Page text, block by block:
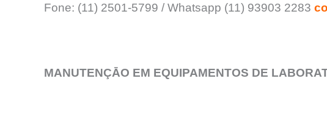
Fone: (11) 2501-5799 / Whatsapp (11) 93903 2283
MANUTENÇĀO EM EQUIPAMENTOS DE